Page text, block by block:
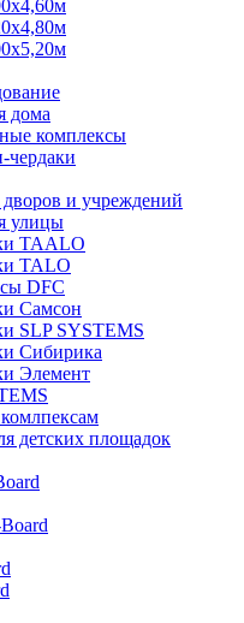
дома
комплексы
чердаки
и учреждений
улицы
TAALO
TALO
DFC
Самсон
SLP SYSTEMS
Сибирика
Элемент
детских площадок